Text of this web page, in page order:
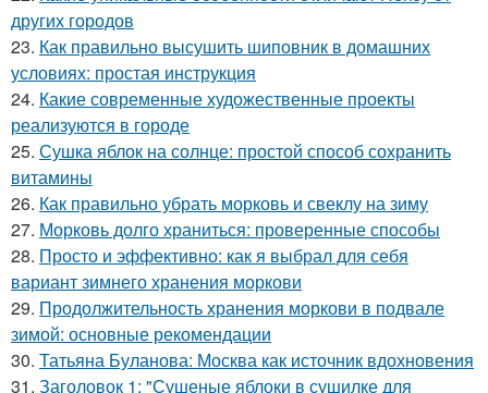
других городов
23. Как правильно высушить шиповник в домашних
условиях: простая инструкция
24. Какие современные художественные проекты
реализуются в городе
25. Сушка яблок на солнце: простой способ сохранить
витамины
26. Как правильно убрать морковь и свеклу на зиму
27. Морковь долго храниться: проверенные способы
28. Просто и эффективно: как я выбрал для себя
вариант зимнего хранения моркови
29. Продолжительность хранения моркови в подвале
зимой: основные рекомендации
30. Татьяна Буланова: Москва как источник вдохновения
31. Заголовок 1: "Сушеные яблоки в сушилке для